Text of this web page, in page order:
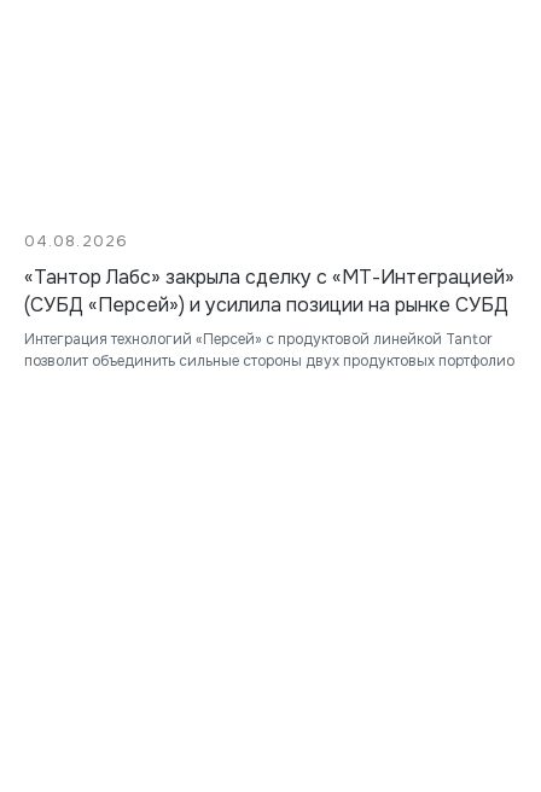
04.08.2026
«Тантор Лабс» закрыла сделку с «МТ-Интеграцией»
(СУБД «Персей») и усилила позиции на рынке СУБД
Интеграция технологий «Персей» с продуктовой линейкой Tantor
позволит объединить сильные стороны двух продуктовых портфолио